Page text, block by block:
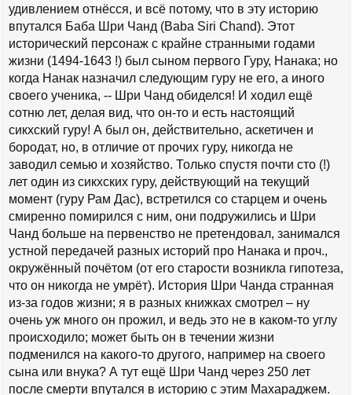
удивлением отнёсся, и всё потому, что в эту историю
впутался Баба Шри Чанд (Baba Siri Chand). Этот
исторический персонаж с крайне странными годами
жизни (1494-1643 !) был сыном первого Гуру, Нанака; но
когда Нанак назначил следующим гуру не его, а иного
своего ученика, -- Шри Чанд обиделся! И ходил ещё
сотню лет, делая вид, что он-то и есть настоящий
сикхский гуру! А был он, действительно, аскетичен и
бородат, но, в отличие от прочих гуру, никогда не
заводил семью и хозяйство. Только спустя почти сто (!)
лет один из сикхских гуру, действующий на текущий
момент (гуру Рам Дас), встретился со старцем и очень
смиренно помирился с ним, они подружились и Шри
Чанд больше на первенство не претендовал, занимался
устной передачей разных историй про Нанака и проч.,
окружённый почётом (от его старости возникла гипотеза,
что он никогда не умрёт). История Шри Чанда странная
из-за годов жизни; я в разных книжках смотрел – ну
очень уж много он прожил, и ведь это не в каком-то углу
происходило; может быть он в течении жизни
подменился на какого-то другого, например на своего
сына или внука? А тут ещё Шри Чанд через 250 лет
после смерти впутался в историю с этим Махараджем.